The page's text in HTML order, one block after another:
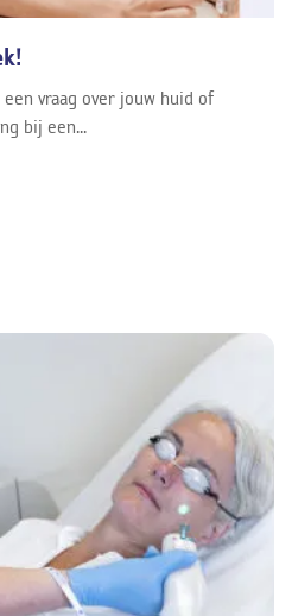
vraag over jouw huid of
bij een...